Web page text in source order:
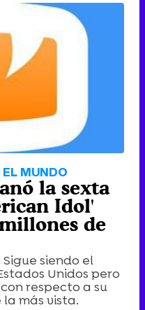
MUNDO
la sexta
Idol'
de
Sigue siendo el
Unidos pero
respecto a su
más vista.